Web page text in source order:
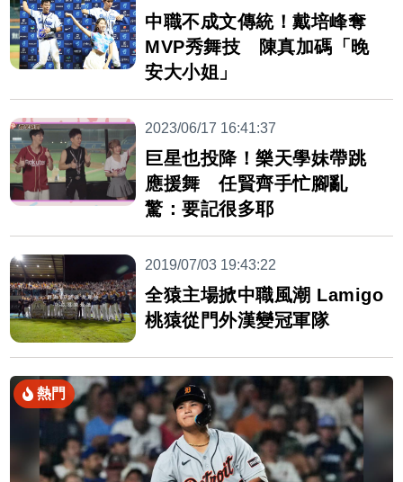
中職不成文傳統！戴培峰奪
MVP秀舞技 陳真加碼「晚
安大小姐」
2023/06/17 16:41:37
巨星也投降！樂天學妹帶跳
應援舞 任賢齊手忙腳亂
驚：要記很多耶
2019/07/03 19:43:22
全猿主場掀中職風潮 Lamigo
桃猿從門外漢變冠軍隊
熱門